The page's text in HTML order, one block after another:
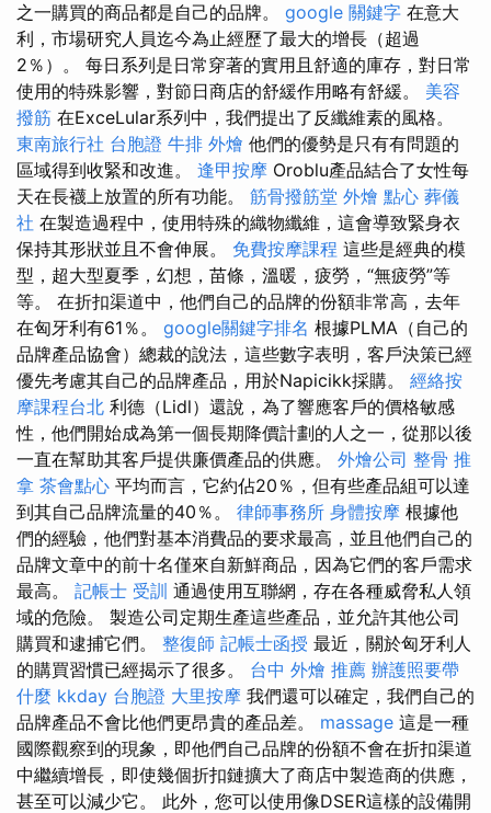
之一購買的商品都是自己的品牌。 google 關鍵字 在意大
利，市場研究人員迄今為止經歷了最大的增長（超過
2％）。 每日系列是日常穿著的實用且舒適的庫存，對日常
使用的特殊影響，對節日商店的舒緩作用略有舒緩。 美容
撥筋 在ExceLular系列中，我們提出了反纖維素的風格。
東南旅行社 台胞證 牛排 外燴 他們的優勢是只有有問題的
區域得到收緊和改進。 逢甲按摩 Oroblu產品結合了女性每
天在長襪上放置的所有功能。 筋骨撥筋堂 外燴 點心 葬儀
社 在製造過程中，使用特殊的織物纖維，這會導致緊身衣
保持其形狀並且不會伸展。 免費按摩課程 這些是經典的模
型，超大型夏季，幻想，苗條，溫暖，疲勞，“無疲勞”等
等。 在折扣渠道中，他們自己的品牌的份額非常高，去年
在匈牙利有61％。 google關鍵字排名 根據PLMA（自己的
品牌產品協會）總裁的說法，這些數字表明，客戶決策已經
優先考慮其自己的品牌產品，用於Napicikk採購。 經絡按
摩課程台北 利德（Lidl）還說，為了響應客戶的價格敏感
性，他們開始成為第一個長期降價計劃的人之一，從那以後
一直在幫助其客戶提供廉價產品的供應。 外燴公司 整骨 推
拿 茶會點心 平均而言，它約佔20％，但有些產品組可以達
到其自己品牌流量的40％。 律師事務所 身體按摩 根據他
們的經驗，他們對基本消費品的要求最高，並且他們自己的
品牌文章中的前十名僅來自新鮮商品，因為它們的客戶需求
最高。 記帳士 受訓 通過使用互聯網，存在各種威脅私人領
域的危險。 製造公司定期生產這些產品，並允許其他公司
購買和逮捕它們。 整復師 記帳士函授 最近，關於匈牙利人
的購買習慣已經揭示了很多。 台中 外燴 推薦 辦護照要帶
什麼 kkday 台胞證 大里按摩 我們還可以確定，我們自己的
品牌產品不會比他們更昂貴的產品差。 massage 這是一種
國際觀察到的現象，即他們自己品牌的份額不會在折扣渠道
中繼續增長，即使幾個折扣鏈擴大了商店中製造商的供應，
甚至可以減少它。 此外，您可以使用像DSER這樣的設備開